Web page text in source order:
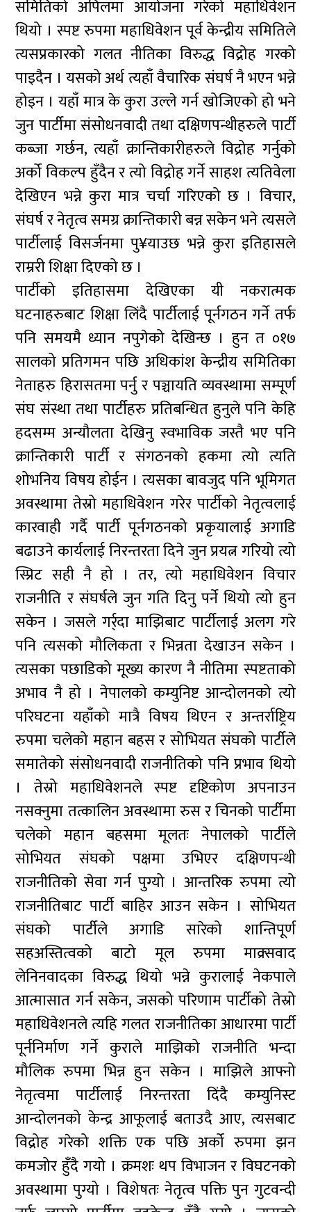
समितिको अपिलमा आयोजना गरेको महाधिवेशन
थियो । स्पष्ट रुपमा महाधिवेशन पूर्व केन्द्रीय समितिले
त्यसप्रकारको गलत नीतिका विरुद्ध विद्रोह गरको
पाइदैन । यसको अर्थ त्यहाँ वैचारिक संघर्ष नै भएन भन्ने
होइन । यहाँ मात्र के कुरा उल्ले गर्न खोजिएको हो भने
जुन पार्टीमा संसोधनवादी तथा दक्षिणपन्थीहरुले पार्टी
कब्जा गर्छन, त्यहाँ क्रान्तिकारीहरुले विद्रोह गर्नुको
अर्को विकल्प हुँदैन र त्यो विद्रोह गर्ने साहश त्यतिवेला
देखिएन भन्ने कुरा मात्र चर्चा गरिएको छ । विचार,
संघर्ष र नेतृत्व समग्र क्रान्तिकारी बन्न सकेन भने त्यसले
पार्टीलाई विसर्जनमा पु¥याउछ भन्ने कुरा इतिहासले
राम्ररी शिक्षा दिएको छ ।
पार्टीको इतिहासमा देखिएका यी नकरात्मक
घटनाहरुबाट शिक्षा लिंदै पार्टीलाई पूर्नगठन गर्ने तर्फ
पनि समयमै ध्यान नपुगेको देखिन्छ । हुन त ०१७
सालको प्रतिगमन पछि अधिकांश केन्द्रीय समितिका
नेताहरु हिरासतमा पर्नु र पञ्चायति व्यवस्थामा सम्पूर्ण
संघ संस्था तथा पार्टीहरु प्रतिबन्धित हुनुले पनि केहि
हदसम्म अन्यौलता देखिनु स्वभाविक जस्तै भए पनि
क्रान्तिकारी पार्टी र संगठनको हकमा त्यो त्यति
शोभनिय विषय होईन । त्यसका बावजुद पनि भूमिगत
अवस्थामा तेस्रो महाधिवेशन गरेर पार्टीको नेतृत्वलाई
कारवाही गर्दै पार्टी पूर्नगठनको प्रकृयालाई अगाडि
बढाउने कार्यलाई निरन्तरता दिने जुन प्रयत्न गरियो त्यो
स्प्रिट सही नै हो । तर, त्यो महाधिवेशन विचार
राजनीति र संघर्षले जुन गति दिनु पर्ने थियो त्यो हुन
सकेन । जसले गर्र्दा माझिबाट पार्टीलाई अलग गरे
पनि त्यसको मौलिकता र भिन्नता देखाउन सकेन ।
त्यसका पछाडिको मूख्य कारण नै नीतिमा स्पष्टताको
अभाव नै हो । नेपालको कम्युनिष्ट आन्दोलनको त्यो
परिघटना यहाँको मात्रै विषय थिएन र अन्तर्राष्ट्रिय
रुपमा चलेको महान बहस र सोभियत संघको पार्टीले
समातेको संसोधनवादी राजनीतिको पनि प्रभाव थियो
। तेस्रो महाधिवेशनले स्पष्ट दृष्टिकोण अपनाउन
नसक्नुमा तत्कालिन अवस्थामा रुस र चिनको पार्टीमा
चलेको महान बहसमा मूलतः नेपालको पार्टीले
सोभियत संघको पक्षमा उभिएर दक्षिणपन्थी
राजनीतिको सेवा गर्न पुग्यो । आन्तरिक रुपमा त्यो
राजनीतिबाट पार्टी बाहिर आउन सकेन । सोभियत
संघको पार्टीले अगाडि सारेको शान्तिपूर्ण
सहअस्तित्वको बाटो मूल रुपमा माक्र्सवाद
लेनिनवादका विरुद्ध थियो भन्ने कुरालाई नेकपाले
आत्मासात गर्न सकेन, जसको परिणाम पार्टीको तेस्रो
महाधिवेशनले त्यहि गलत राजनीतिका आधारमा पार्टी
पूर्ननिर्माण गर्ने कुराले माझिको राजनीति भन्दा
मौलिक रुपमा भिन्न हुन सकेन । माझिले आफ्नो
नेतृत्वमा पार्टीलाई निरन्तरता दिंदै कम्युनिस्ट
आन्दोलनको केन्द्र आफूलाई बताउदै आए, त्यसबाट
विद्रोह गरेको शक्ति एक पछि अर्को रुपमा झन
कमजोर हुँदै गयो । क्रमशः थप विभाजन र विघटनको
अवस्थामा पुग्यो । विशेषतः नेतृत्व पक्ति पुन गुटवन्दी